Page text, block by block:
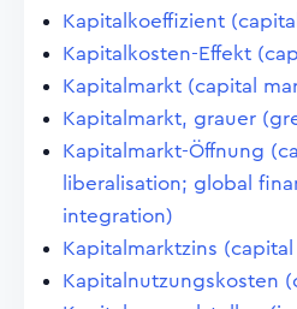
Kapitalkoeffizient
Kapitalkosten-Effekt
Kapitalmarkt (capital
Kapitalmarkt, grauer
Kapitalmarkt-Öffnung
liberalisation; global
integration)
Kapitalmarktzins
Kapitalnutzungskosten